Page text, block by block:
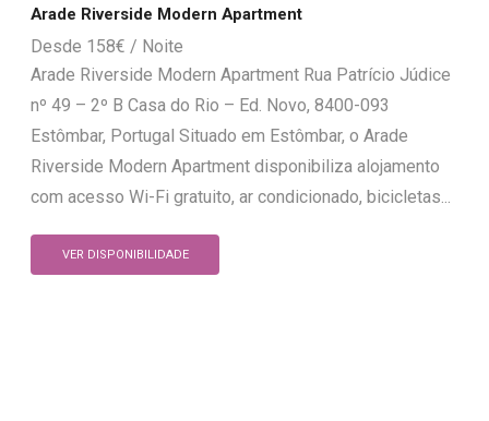
Arade Riverside Modern Apartment
158€
Arade Riverside Modern Apartment Rua Patrício Júdice
nº 49 – 2º B Casa do Rio – Ed. Novo, 8400-093
Estômbar, Portugal Situado em Estômbar, o Arade
Riverside Modern Apartment disponibiliza alojamento
com acesso Wi-Fi gratuito, ar condicionado, bicicletas...
VER DISPONIBILIDADE